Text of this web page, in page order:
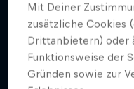
Mehr davon
Mit Deiner
zusätzliche Cookies
Drittanbietern) oder
Funktionsweise der
Gründen sowie zur